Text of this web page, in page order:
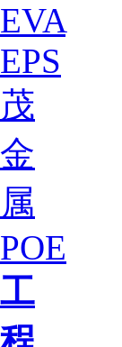
EVA
EPS
茂
金
属
POE
工